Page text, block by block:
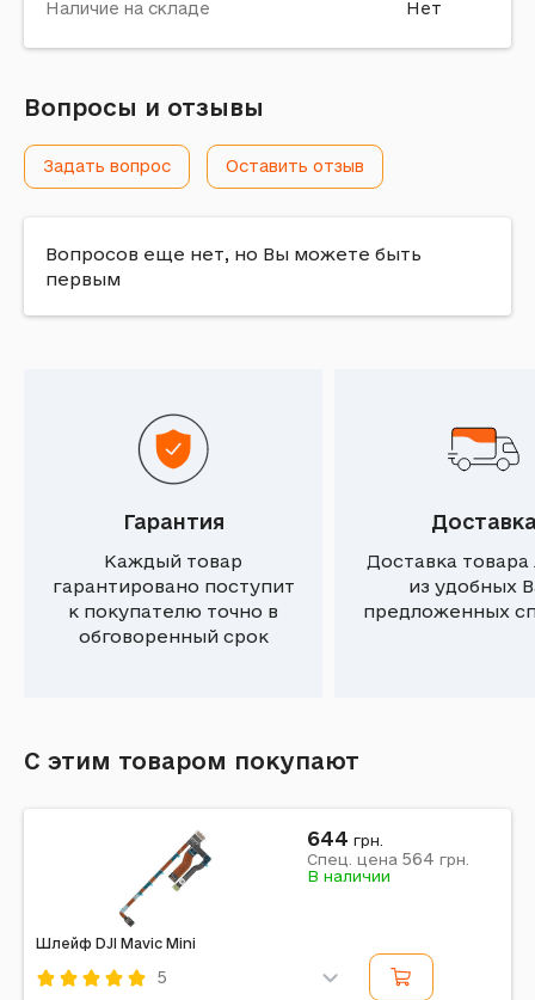
Наличие на складе Нет
Вопросы и отзывы
Задать вопрос Оставить отзыв
Вопросов еще нет, но Вы можете быть
первым
Гарантия
Каждый товар
гарантировано поступит
к покупателю точно в
обговоренный срок
Доставка
из удобных
предложенных
С этим товаром покупают
Шлейф DJI Mavic Mini
5
644 грн.
Спец. цена 564 грн.
В наличии